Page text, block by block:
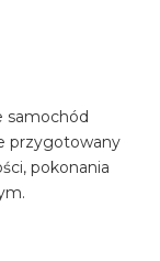
samochód
przygotowany
pokonania